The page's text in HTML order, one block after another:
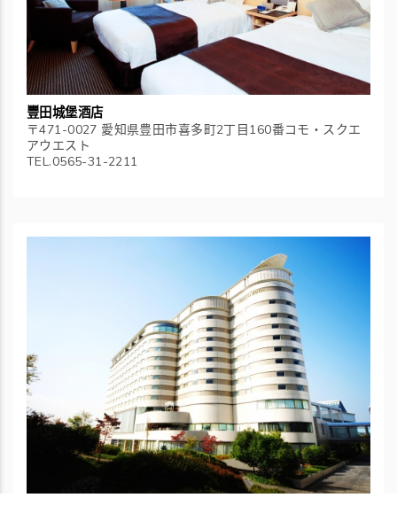
豐田城堡酒店
〒471-0027 愛知県豊田市喜多町2丁目160番コモ・スクエ
アウエスト
TEL.0565-31-2211